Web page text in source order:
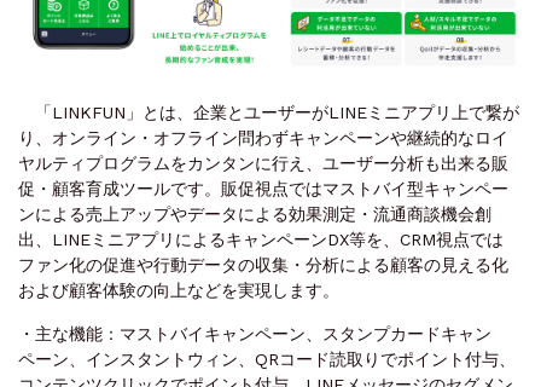
「LINKFUN」とは、企業とユーザーがLINEミニアプリ上で繋が
り、オンライン・オフライン問わずキャンペーンや継続的なロイ
ヤルティプログラムをカンタンに行え、ユーザー分析も出来る販
促・顧客育成ツールです。販促視点ではマストバイ型キャンペー
ンによる売上アップやデータによる効果測定・流通商談機会創
出、LINEミニアプリによるキャンペーンDX等を、CRM視点では
ファン化の促進や行動データの収集・分析による顧客の見える化
および顧客体験の向上などを実現します。
・主な機能：マストバイキャンペーン、スタンプカードキャン
ペーン、インスタントウィン、QRコード読取りでポイント付与、